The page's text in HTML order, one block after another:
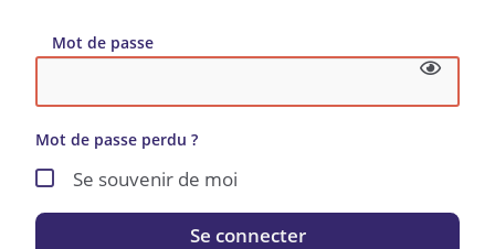
Mot de passe
Mot de passe perdu ?
Se souvenir de moi
Se connecter